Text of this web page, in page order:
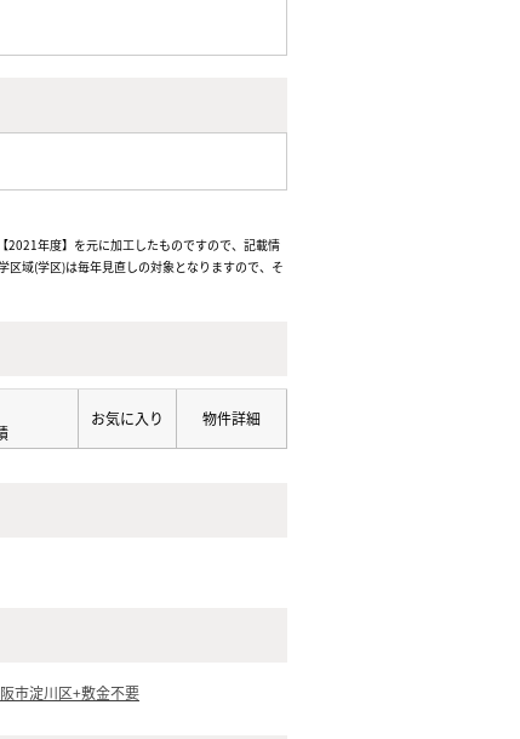
2021年度】を元に加工したものですので、記載情
域(学区)は毎年見直しの対象となりますので、そ
お気に入り 物件詳細
市淀川区+敷金不要